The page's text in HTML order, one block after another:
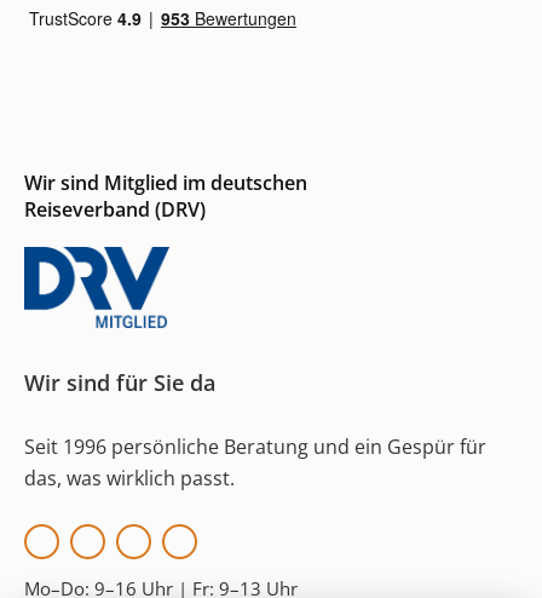
Wir sind Mitglied im deutschen
Reiseverband (DRV)
Wir sind für Sie da
Seit 1996 persönliche Beratung und ein Gespür für
das, was wirklich passt.
Mo–Do: 9–16 Uhr | Fr: 9–13 Uhr